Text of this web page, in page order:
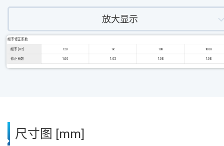
放大显示
频率修正系数
频率 [Hz] 120 1k 10k 100k
修正系数 1.00 1.05 1.08 1.08
尺寸图 [mm]